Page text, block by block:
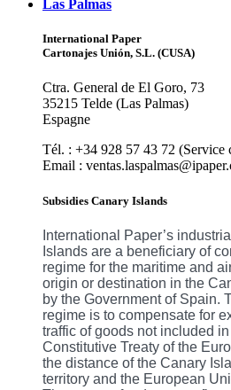
Las Palmas
International Paper
Cartonajes Unión, S.L. (CUSA)
Ctra. General de El Goro, 73
35215 Telde (Las Palmas)
Espagne
Tél. : +34 928 57 43 72 (Service
Email :
Subsidies Canary Islands
International Paper’s
Islands are a beneficiary of
regime for the maritime and
origin or destination in the
by the Government of Spain.
regime is to compensate for
traffic of goods not included
Constitutive Treaty of the
the distance of the Canary
territory and the European